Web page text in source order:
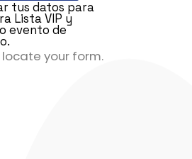
tus datos para
Lista VIP y
evento de
your form.